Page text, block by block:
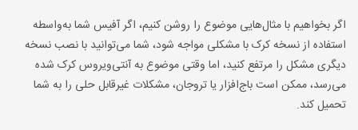
اگر بخواهیم با مثال‌هایی موضوع را روشن کنیم، اگر آفیس شما به‌واسطه
استفاده از نسخه کرک با مشکلی مواجه شود، شما می‌توانید با نصب نسخه
دیگری مشکل را مرتفع کنید، اما وقتی موضوع به آنتی‌ویروس کرک شده
می‌رسد، ممکن است باج‌افزار یا تروجان، مشکلات غیرقابل حلی را به شما
تحمیل کند.